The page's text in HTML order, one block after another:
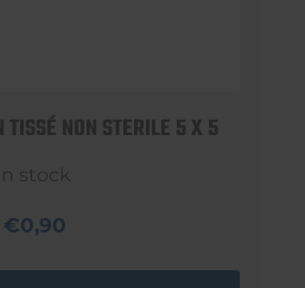
TISSÉ NON STERILE 5 X 5
stock
€0,90